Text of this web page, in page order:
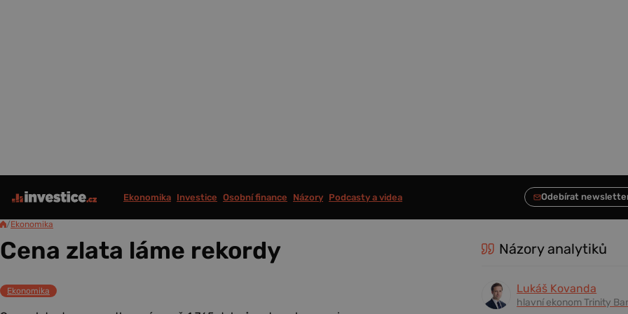
Ekonomika Investice Osobní finance Názory Podcasty a videa
/Ekonomika
Cena zlata láme rekordy
Ekonomika
Názory analytiků
Lukáš Kovanda
hlavní ekonom Trinity